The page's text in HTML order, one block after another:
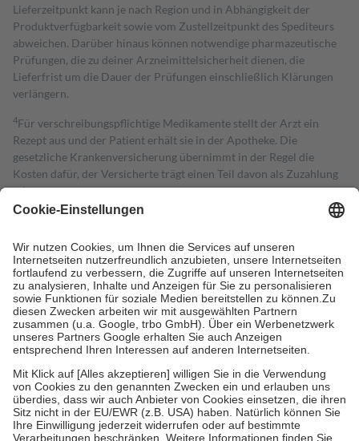
Lieferzeitpunkt kann je nach Region und in Abhängigkeit der
Produktverfügbarkeit sowie vom Zustellzeitpunkt des Spediteurs
abweichen. Darüber hinaus können notwendige pharmazeutische
Prüfungen, die zu deiner Arzneimittelsicherheit dienen, die
Lieferfrist um die Dauer der Prüfungen einschließlich Klärungen
verlängern.
4Für verschreibungspflichtige Medikamente stellt der Arzt ein
Rezept aus und der Patient erhält sie in der Apotheke. Die
gesetzliche Krankenversicherung übernimmt in der Regel die
Kosten dafür, der Versicherte trägt einen Teil davon als Zuzahlung
mit.
Grundsätzlich leisten Mitglieder Zuzahlungen in Höhe von zehn
höchstens zehn Euro.
Es sind jedoch nie mehr als die tatsächlichen
Kosten der Leistung zu entrichten.
Diese Regeln gelten grundsätzlich auch für Online-Apotheken.
Bei Heilmitteln und häuslicher Krankenpflege beträgt die
Zuzahlung zehn Prozent der Kosten sowie zehn Euro je
Verordnung.
Um das Engagement der Versicherten für ihre eigene Gesundheit zu
stärken und die besondere Stellung der Familie zu unterstützen,
fallenkeine Zuzahlungenan bei:
• Kindern und Jugendlichen bis zum vollendeten 18. Lebensjahr
mit Ausnahme der Fahrkosten
• Untersuchungen zur Vorsorge und Früherkennung, die von der